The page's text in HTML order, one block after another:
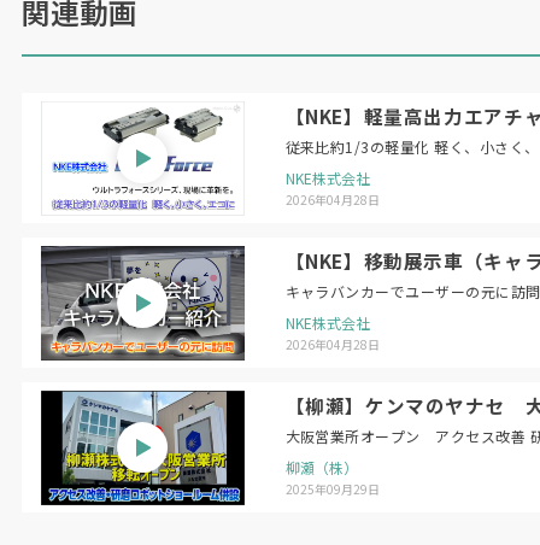
関連動画
【NKE】軽量高出力エア
従来比約1/3の軽量化 軽く、小さく
NKE株式会社
2026年04月28日
【NKE】移動展示車（キ
キャラバンカーでユーザーの元に訪問
NKE株式会社
2026年04月28日
【柳瀬】ケンマのヤナセ
大阪営業所オープン アクセス改善
柳瀬（株）
2025年09月29日